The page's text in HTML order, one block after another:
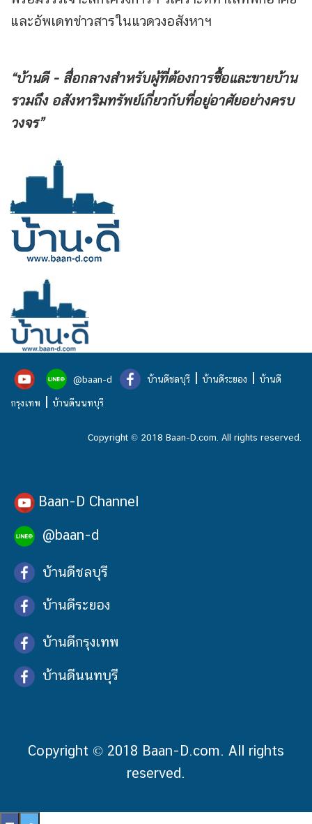
และอัพเดทข่าวสารในแวดวงอสังหาฯ
“บ้านดี - สื่อกลางสำหรับผู้ที่ต้องการซื้อและขายบ้าน
รวมถึง อสังหาริมทรัพย์เกี่ยวกับที่อยู่อาศัยอย่างครบ
วงจร”
@baan-d บ้านดีชลบุรี | บ้านดีระยอง | บ้านดี
กรุงเทพ | บ้านดีนนทบุรี
Copyright © 2018 Baan-D.com. All rights reserved.
Baan-D Channel
@baan-d
บ้านดีชลบุรี
บ้านดีระยอง
บ้านดีกรุงเทพ
บ้านดีนนทบุรี
Copyright © 2018 Baan-D.com. All rights
reserved.